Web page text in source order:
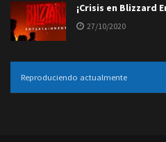
¡Crisis en Blizzard
27/10/2020
Reproduciendo actualmente